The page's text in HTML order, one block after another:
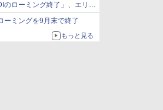
のローミング終了」、エリア
楽天モバイルの課題
ーミングを9月末で終了
もっと見る